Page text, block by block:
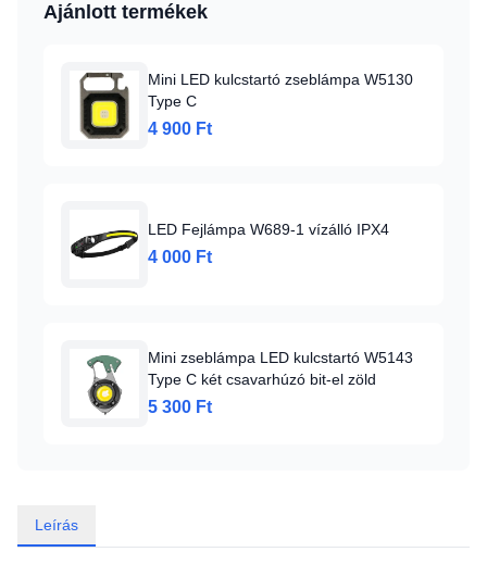
Ajánlott termékek
Mini LED kulcstartó zseblámpa W5130
Type C
4 900 Ft
LED Fejlámpa W689-1 vízálló IPX4
4 000 Ft
Mini zseblámpa LED kulcstartó W5143
Type C két csavarhúzó bit-el zöld
5 300 Ft
Leírás